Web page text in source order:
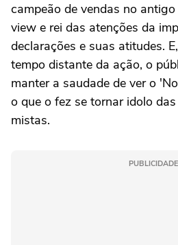
campeão de vendas no
view e rei das atenções da
declarações e suas atitudes.
tempo distante da ação, o
manter a saudade de ver o
o que o fez se tornar idolo
mistas.
PUBLICIDADE